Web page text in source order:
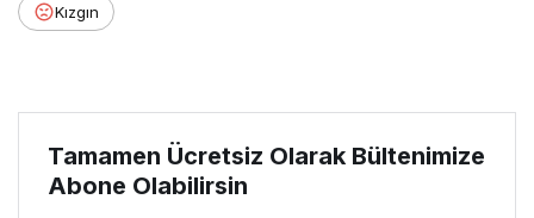
Kızgın
Tamamen Ücretsiz Olarak Bültenimize
Abone Olabilirsin